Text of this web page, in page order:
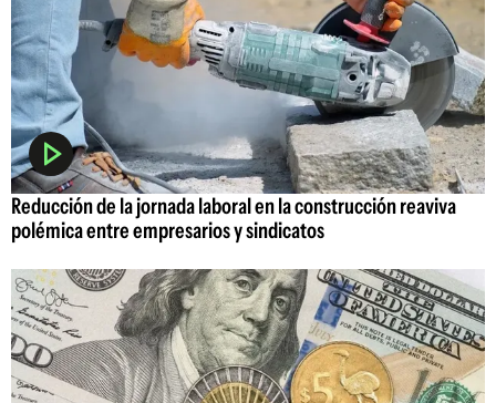
Reducción de la jornada laboral en la construcción reaviva
polémica entre empresarios y sindicatos